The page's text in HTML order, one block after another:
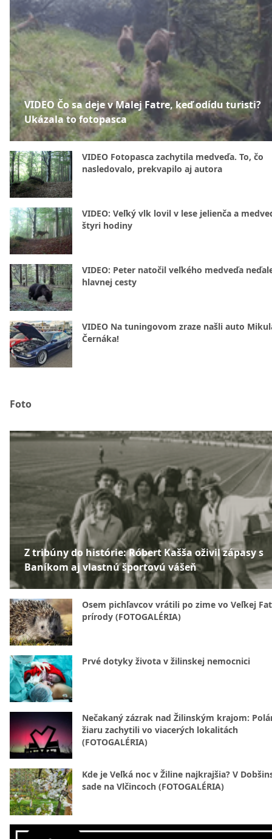
VIDEO Čo sa deje v Malej Fatre, keď odídu turisti?
Ukázala to fotopasca
VIDEO Fotopasca zachytila medveďa. To, čo
nasledovalo, prekvapilo aj autora
VIDEO: Veľký vlk lovil v lese jelienča a
štyri hodiny
VIDEO: Peter natočil veľkého medveďa
hlavnej cesty
VIDEO Na tuningovom zraze našli auto
Černáka!
Foto
Z tribúny do histórie: Róbert Kašša oživil zápasy s
Baníkom aj vlastnú športovú vášeň
Osem pichľavcov vrátili po zime vo Veľkej
prírody (FOTOGALÉRIA)
Prvé dotyky života v žilinskej nemocnici
Nečakaný zázrak nad Žilinským krajom:
žiaru zachytili vo viacerých lokalitách
(FOTOGALÉRIA)
Kde je Veľká noc v Žiline najkrajšia? V
sade na Vlčincoch (FOTOGALÉRIA)